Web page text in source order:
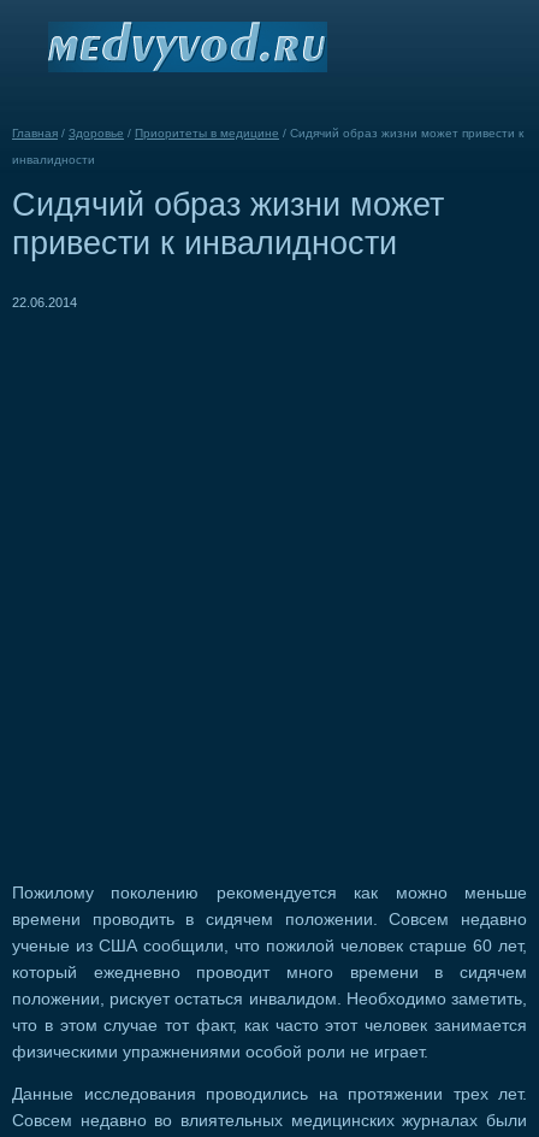
Главная / Здоровье / Приоритеты в медицине / Сидячий образ жизни может привести к
инвалидности
Сидячий образ жизни может
привести к инвалидности
22.06.2014
Пожилому поколению рекомендуется как можно меньше
времени проводить в сидячем положении. Совсем недавно
ученые из США сообщили, что пожилой человек старше 60 лет,
который ежедневно проводит много времени в сидячем
положении, рискует остаться инвалидом. Необходимо заметить,
что в этом случае тот факт, как часто этот человек занимается
физическими упражнениями особой роли не играет.
Данные исследования проводились на протяжении трех лет.
Совсем недавно во влиятельных медицинских журналах были